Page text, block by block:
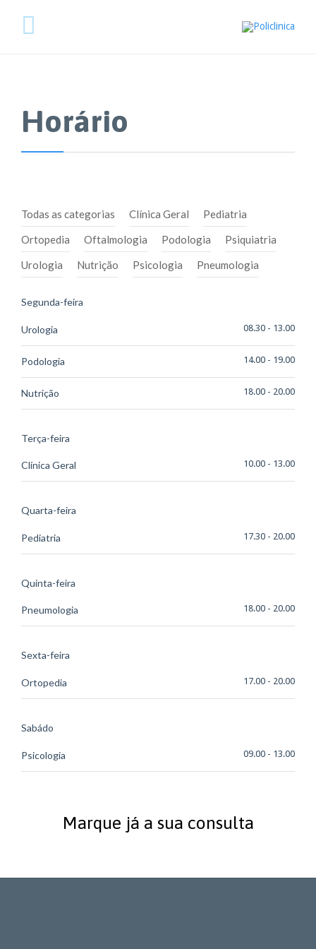
Horário
Todas as categorias Clínica Geral
Pediatria
Ortopedia
Oftalmologia Podologia
Psiquiatria
Urologia
Nutrição Psicologia Pneumologia
Segunda-feira
Urologia 08.30 - 13.00
Podologia 14.00 - 19.00
Nutrição 18.00 - 20.00
Terça-feira
Clínica Geral 10.00 - 13.00
Quarta-feira
Pediatria 17.30 - 20.00
Quinta-feira
Pneumologia 18.00 - 20.00
Sexta-feira
Ortopedia 17.00 - 20.00
Sabádo
Psicologia 09.00 - 13.00
Marque já a sua consulta